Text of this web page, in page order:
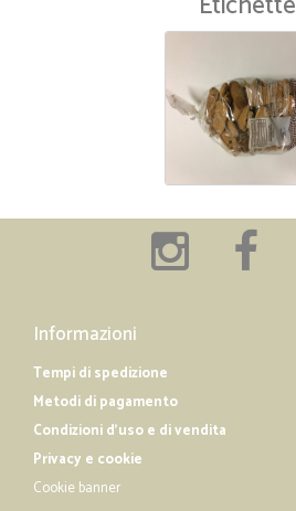
Informazioni
Tempi di spedizione
Metodi di pagamento
Condizioni d'uso e di vendita
Privacy e cookie
Cookie banner